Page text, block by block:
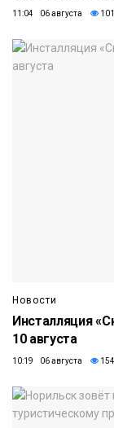
11:04 06 августа 101
Новости
Инсталляция
10 августа
10:19 06 августа 154